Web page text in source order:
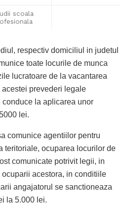
scoala
respectiv domiciliul in judetul
toate locurile de munca
lucratoare de la vacantarea
prevederi legale
la aplicarea unor
lei.
comunice agentiilor pentru
teritoriale, ocuparea locurilor de
comunicate potrivit legii, in
acestora, in conditiile
angajatorul se sanctioneaza
la 5.000 lei.